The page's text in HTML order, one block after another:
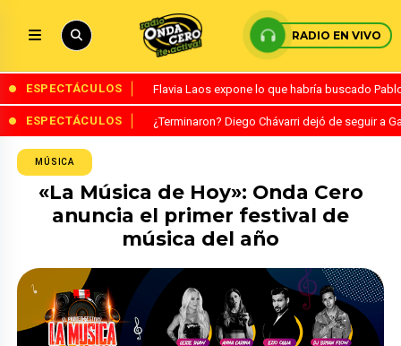
RADIO EN VIVO
ESPECTÁCULOS Flavia Laos expone lo que habría buscado
ESPECTÁCULOS ¿Terminaron? Diego Chávarri dejó de seguir a
MÚSICA
«La Música de Hoy»: Onda Cero
anuncia el primer festival de
música del año